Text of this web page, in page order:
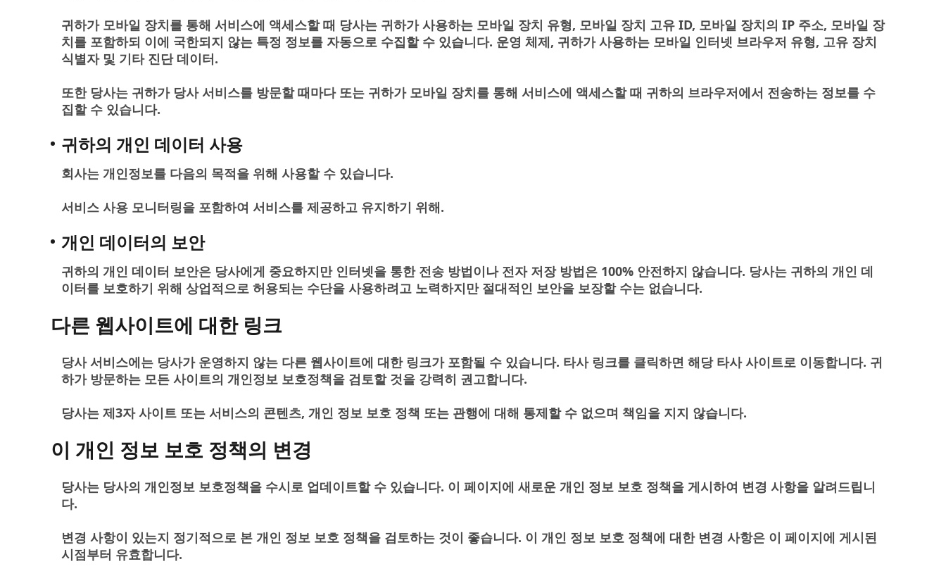
귀하가 모바일 장치를 통해 서비스에 액세스할 때 당사는 귀하가 사용하는 모바일 장치 유형, 모바일 장치 고유 ID, 모바일 장치의 IP 주소, 모바일 장
치를 포함하되 이에 국한되지 않는 특정 정보를 자동으로 수집할 수 있습니다. 운영 체제, 귀하가 사용하는 모바일 인터넷 브라우저 유형, 고유 장치
식별자 및 기타 진단 데이터.
또한 당사는 귀하가 당사 서비스를 방문할 때마다 또는 귀하가 모바일 장치를 통해 서비스에 액세스할 때 귀하의 브라우저에서 전송하는 정보를 수
집할 수 있습니다.
귀하의 개인 데이터 사용
회사는 개인정보를 다음의 목적을 위해 사용할 수 있습니다.
서비스 사용 모니터링을 포함하여 서비스를 제공하고 유지하기 위해.
개인 데이터의 보안
귀하의 개인 데이터 보안은 당사에게 중요하지만 인터넷을 통한 전송 방법이나 전자 저장 방법은 100% 안전하지 않습니다. 당사는 귀하의 개인 데
이터를 보호하기 위해 상업적으로 허용되는 수단을 사용하려고 노력하지만 절대적인 보안을 보장할 수는 없습니다.
다른 웹사이트에 대한 링크
당사 서비스에는 당사가 운영하지 않는 다른 웹사이트에 대한 링크가 포함될 수 있습니다. 타사 링크를 클릭하면 해당 타사 사이트로 이동합니다. 귀
하가 방문하는 모든 사이트의 개인정보 보호정책을 검토할 것을 강력히 권고합니다.
당사는 제3자 사이트 또는 서비스의 콘텐츠, 개인 정보 보호 정책 또는 관행에 대해 통제할 수 없으며 책임을 지지 않습니다.
이 개인 정보 보호 정책의 변경
당사는 당사의 개인정보 보호정책을 수시로 업데이트할 수 있습니다. 이 페이지에 새로운 개인 정보 보호 정책을 게시하여 변경 사항을 알려드립니
다.
변경 사항이 있는지 정기적으로 본 개인 정보 보호 정책을 검토하는 것이 좋습니다. 이 개인 정보 보호 정책에 대한 변경 사항은 이 페이지에 게시된
시점부터 유효합니다.